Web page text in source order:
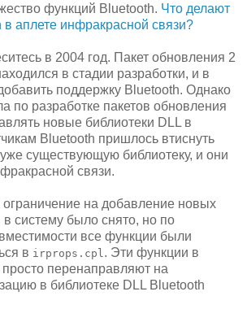
функций Bluetooth. Что делают
аплете инфракрасной связи?
в 2004 год. Пакет обновления 2
в стадии разработки, и в
поддержку Bluetooth. Однако
по разработке пакетов обновления
новые библиотеки DLL в
Bluetooth пришлось втиснуть
существующую библиотеку, и они
связи.
ограничение на добавление новых
систему было снято, но по
все функции были
в irprops.cpl . Эти функции в
перенаправляют на
в библиотеке DLL Bluetooth